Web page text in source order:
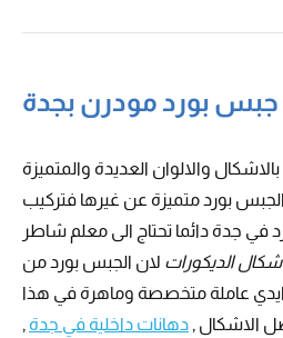
بورد مودرن بجدة
والالوان العديدة والمتميزة
بورد متميزة عن غيرها فتركيب
في جدة دائما تحتاج الى معلم شاطر
الديكورات لان الجبس بورد من
ايدي عاملة متخصصة وماهرة في هذا
الاشكال , دهانات داخلية في جدة ,